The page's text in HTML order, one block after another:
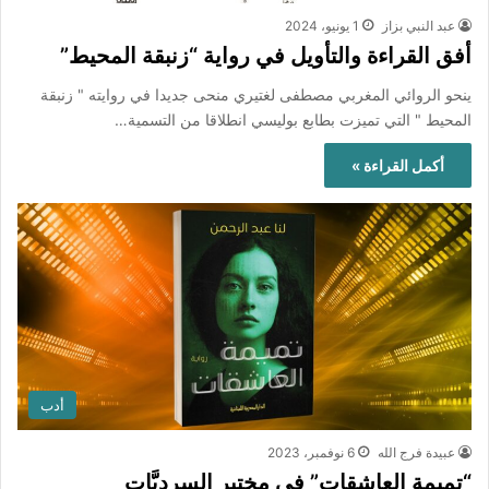
عبد النبي بزاز 1 يونيو، 2024
أفق القراءة والتأويل في رواية “زنبقة المحيط”
ينحو الروائي المغربي مصطفى لغتيري منحى جديدا في روايته " زنبقة
المحيط " التي تميزت بطابع بوليسي انطلاقا من التسمية…
أكمل القراءة »
أدب
عبيدة فرج الله 6 نوفمبر، 2023
“تميمة العاشقات” في مختبر السرديَّات